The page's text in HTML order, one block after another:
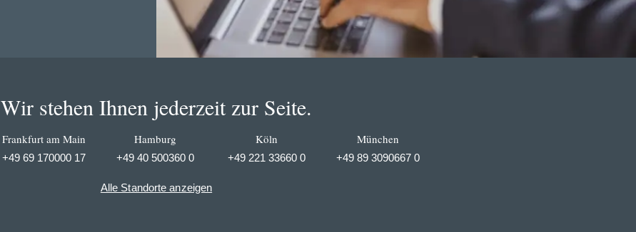
Wir stehen Ihnen jederzeit zur Seite.
Frankfurt am Main
+49 69 170000 17
Hamburg
+49 40 500360 0
Köln
+49 221 33660 0
München
+49 89 3090667 0
Alle Standorte anzeigen